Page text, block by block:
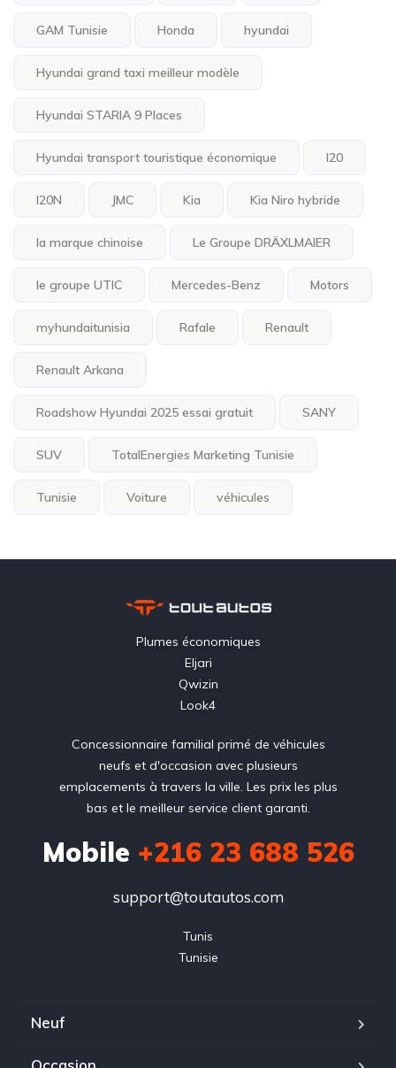
GAM Tunisie Honda hyundai
Hyundai grand taxi meilleur modèle
Hyundai STARIA 9 Places
Hyundai transport touristique économique I20
I20N JMC Kia Kia Niro hybride
la marque chinoise Le Groupe DRÄXLMAIER
le groupe UTIC Mercedes-Benz Motors
myhundaitunisia Rafale Renault
Renault Arkana
Roadshow Hyundai 2025 essai gratuit SANY
SUV TotalEnergies Marketing Tunisie
Tunisie Voiture véhicules
Plumes économiques
Eljari
Qwizin
Look4
Concessionnaire familial primé de véhicules
neufs et d'occasion avec plusieurs
emplacements à travers la ville. Les prix les plus
bas et le meilleur service client garanti.
Mobile +216 23 688 526
support@toutautos.com
Tunis
Tunisie
Neuf